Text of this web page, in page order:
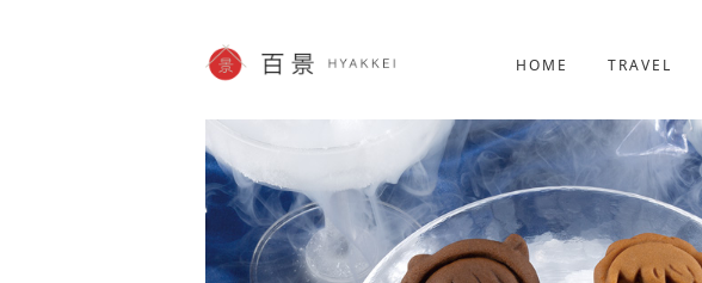
HOME TRAVEL
SHOPPING
JP info